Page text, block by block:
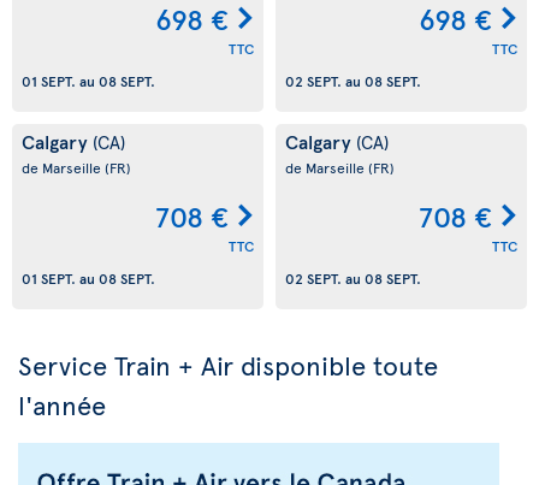
698 €
TTC
01 SEPT. au 08 SEPT.
698 €
TTC
02 SEPT. au 08 SEPT.
Calgary (CA)
de Marseille (FR)
708 €
TTC
01 SEPT. au 08 SEPT.
Calgary (CA)
de Marseille (FR)
708 €
TTC
02 SEPT. au 08 SEPT.
Service Train + Air disponible toute
l'année